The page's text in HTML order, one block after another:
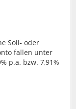
Soll- oder
fallen unter
p.a. bzw. 7,91%